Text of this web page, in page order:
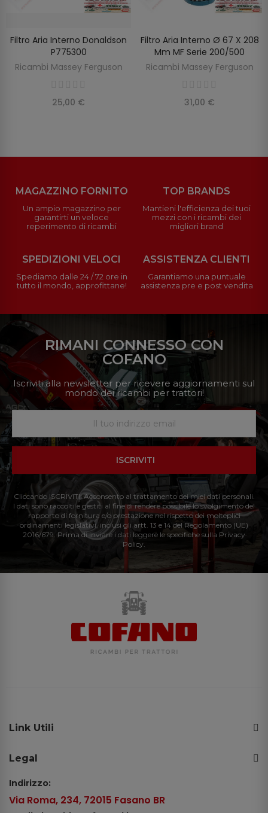
AGGIUNGI AL CARRELLO
Filtro Aria Interno Donaldson
P775300
Ricambi Massey Ferguson
25,00 €
SCOPRIRE
Filtro Aria Interno Ø 67 X 208
Mm MF Serie 200/500
Ricambi Massey Ferguson
31,00 €
MAGAZZINO FORNITO
Un ampio magazzino per
garantirti un veloce
reperimento di ricambi
TOP BRANDS
Mantieni l'efficienza dei tuoi
mezzi con i ricambi dei
migliori brand
SPEDIZIONI VELOCI
Spediamo dalle 24 / 72 ore in
tutto il mondo, approfittane!
ASSISTENZA CLIENTI
Garantiamo una puntuale
assistenza pre e post vendita
RIMANI CONNESSO CON
COFANO
Iscriviti alla newsletter per ricevere aggiornamenti sul
mondo dei ricambi per trattori!
ISCRIVITI
Cliccando ISCRIVITI: Acconsento al trattamento dei miei dati personali.
I dati sono raccolti e gestiti al fine di rendere possibile lo svolgimento del
rapporto di fornitura e/o prestazione nel rispetto dei molteplici
ordinamenti legislativi, inclusi gli artt. 13 e 14 del Regolamento (UE)
2016/679. Prima di inviare i dati leggere le specifiche sulla Privacy
Policy.
Link Utili
Legal
Indirizzo:
Via Roma, 234, 72015 Fasano BR